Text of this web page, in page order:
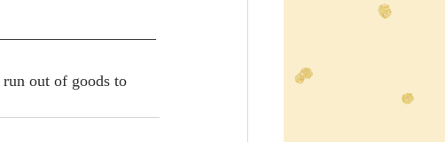
out of goods to